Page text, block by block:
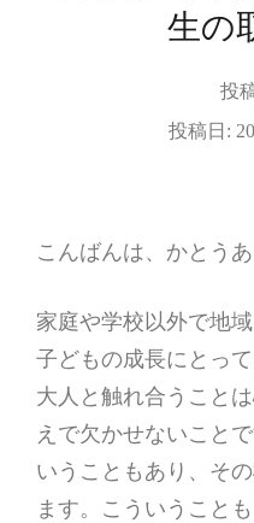
生の
投
投稿日:
こんばんは、かとうあ
家庭や学校以外で地
子どもの成長にとっ
大人と触れ合うこと
えで欠かせないこと
いうこともあり、そ
ます。こういうこと